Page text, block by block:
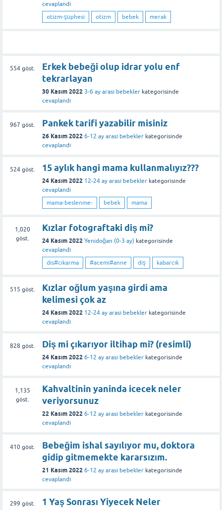
cevaplandı
otizm-şüphesi
otizm bebek merak
554göst.
Erkek bebeği olup idrar yolu enf
tekrarlayan
30 Kasım 2022 3-6 ay arası bebekler kategorisinde
cevaplandı
967 göst. Pankek tarifi yazabilir misiniz
26 Kasım 2022 6-12 ay arası bebekler kategorisinde
cevaplandı
524göst. 15 aylık hangi mama kullanmalıyız???
24 Kasım 2022 12-24 ay arası bebekler kategorisinde
cevaplandı
mama-beslenme-
bebek mama
1,020
göst.
Kızlar fotograftaki diş mi?
24 Kasım 2022 Yenidoğan (0-3 ay) kategorisinde
cevaplandı
dis#cikarma
#acemi#anne diş kabarcık
515 göst.
Kızlar oğlum yaşına girdi ama
kelimesi çok az
24 Kasım 2022 12-24 ay arası bebekler kategorisinde
cevaplandı
828 göst. Diş mi çıkarıyor iltihap mi? (resimli)
24 Kasım 2022 6-12 ay arası bebekler kategorisinde
cevaplandı
1,135
göst.
Kahvaltinin yaninda icecek neler
veriyorsunuz
22 Kasım 2022 6-12 ay arası bebekler kategorisinde
cevaplandı
410göst.
Bebeğim ishal sayılıyor mu, doktora
gidip gitmemekte kararsızım.
21 Kasım 2022 6-12 ay arası bebekler kategorisinde
cevaplandı
299 göst.
1 Yaş Sonrası Yiyecek Neler